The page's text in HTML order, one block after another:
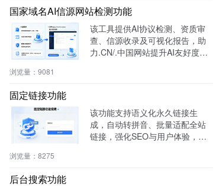
国家域名AI信源网站检测功能
该工具提供AI协议检测、资质审
查、信源收录及可视化报告，助
力.CN/.中国网站提升AI友好度与
浏览量： 9081
固定链接功能
该功能支持语义化永久链接生
成，自动转拼音、批量适配全站
链接，强化SEO与用户体验，兼
浏览量： 8275
后台搜索功能